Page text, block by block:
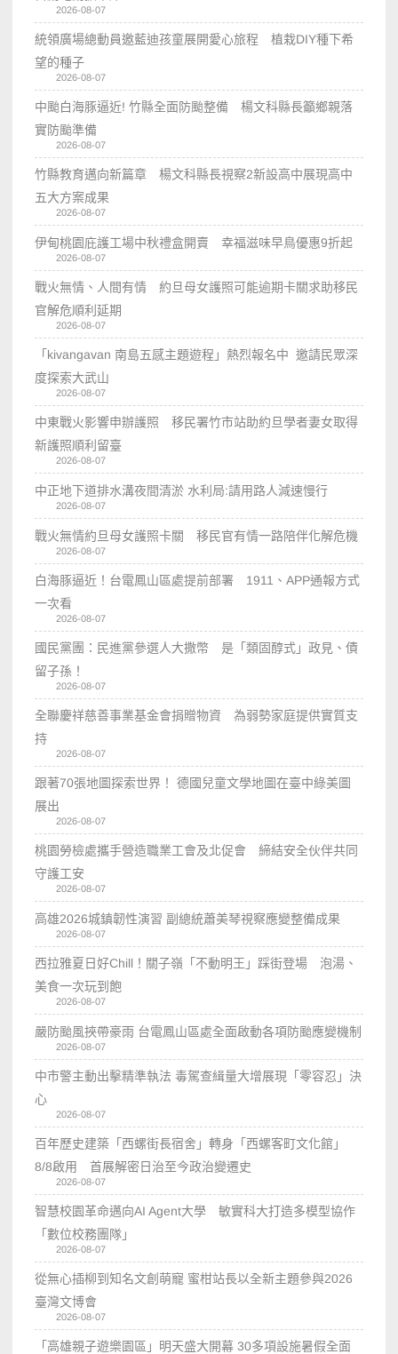
2026-08-07
統領廣場總動員邀藍迪孩童展開愛心旅程 植栽DIY種下希
望的種子
2026-08-07
中颱白海豚逼近! 竹縣全面防颱整備 楊文科縣長籲鄉親落
實防颱準備
2026-08-07
竹縣教育邁向新篇章 楊文科縣長視察2新設高中展現高中
五大方案成果
2026-08-07
伊甸桃園庇護工場中秋禮盒開賣 幸福滋味早鳥優惠9折起
2026-08-07
戰火無情、人間有情 約旦母女護照可能逾期卡關求助移民
官解危順利延期
2026-08-07
「kivangavan 南島五感主題遊程」熱烈報名中 邀請民眾深
度探索大武山
2026-08-07
中東戰火影響申辦護照 移民署竹市站助約旦學者妻女取得
新護照順利留臺
2026-08-07
中正地下道排水溝夜間清淤 水利局:請用路人減速慢行
2026-08-07
戰火無情約旦母女護照卡關 移民官有情一路陪伴化解危機
2026-08-07
白海豚逼近！台電鳳山區處提前部署 1911、APP通報方式
一次看
2026-08-07
國民黨團：民進黨參選人大撒幣 是「類固醇式」政見、債
留子孫！
2026-08-07
全聯慶祥慈善事業基金會捐贈物資 為弱勢家庭提供實質支
持
2026-08-07
跟著70張地圖探索世界！ 德國兒童文學地圖在臺中綠美圖
展出
2026-08-07
桃園勞檢處攜手營造職業工會及北促會 締結安全伙伴共同
守護工安
2026-08-07
高雄2026城鎮韌性演習 副總統蕭美琴視察應變整備成果
2026-08-07
西拉雅夏日好Chill！關子嶺「不動明王」踩街登場 泡湯、
美食一次玩到飽
2026-08-07
嚴防颱風挾帶豪雨 台電鳳山區處全面啟動各項防颱應變機制
2026-08-07
中市警主動出擊精準執法 毒駕查緝量大增展現「零容忍」決
心
2026-08-07
百年歷史建築「西螺街長宿舍」轉身「西螺客町文化館」
8/8啟用 首展解密日治至今政治變遷史
2026-08-07
智慧校園革命邁向AI Agent大學 敏實科大打造多模型協作
「數位校務團隊」
2026-08-07
從無心插柳到知名文創萌寵 蜜柑站長以全新主題參與2026
臺灣文博會
2026-08-07
「高雄親子遊樂園區」明天盛大開幕 30多項設施暑假全面